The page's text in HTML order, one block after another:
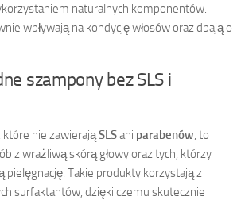
naturalnych komponentów.
wpływają na kondycję włosów oraz dbają o
szampony bez SLS i
nie zawierająSLSani parabenów, to
z wrażliwą skórą głowy oraz tych, którzy
pielęgnację. Takie produkty korzystają z
surfaktantów, dzięki czemu skutecznie